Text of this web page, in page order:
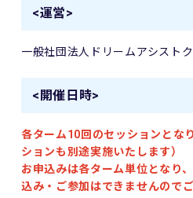
<運営>
一般社団法人ドリームアシスト
<開催日時>
各ターム10回のセッションとな
ションも別途実施いたします）
お申込みは各ターム単位となり
込み・ご参加はできませんので